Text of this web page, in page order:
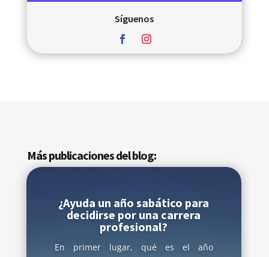
Síguenos
Más publicaciones del blog:
¿Ayuda un año sabático para
decidirse por una carrera
profesional?
En primer lugar, qué es el año